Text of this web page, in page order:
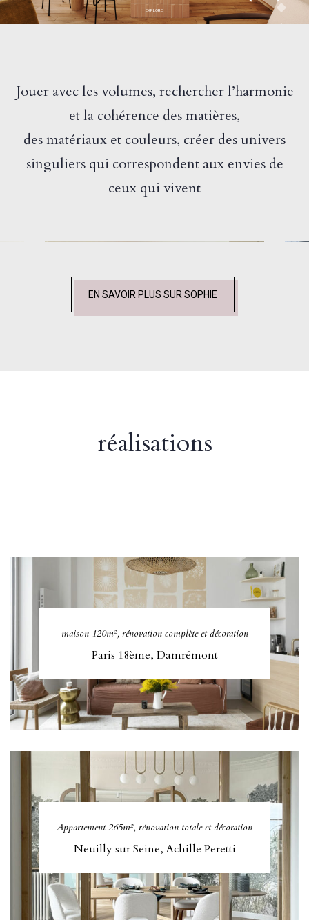
EXPLORE
Jouer avec les volumes, rechercher l’harmonie
et la cohérence des matières,
des matériaux et couleurs, créer des univers
singuliers qui correspondent aux envies de
ceux qui vivent
EN SAVOIR PLUS SUR SOPHIE
réalisations
maison 120m², rénovation complète et décoration
Paris 18ème, Damrémont
Appartement 265m², rénovation totale et décoration
Neuilly sur Seine, Achille Peretti